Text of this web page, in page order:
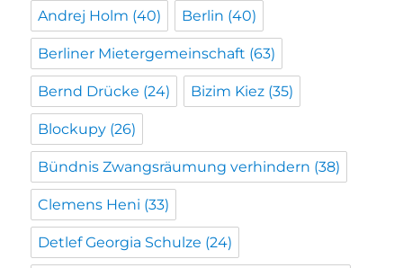
Andrej Holm (40) Berlin (40)
Berliner Mietergemeinschaft (63)
Bernd Drücke (24) Bizim Kiez (35)
Blockupy (26)
Bündnis Zwangsräumung verhindern (38)
Clemens Heni (33)
Detlef Georgia Schulze (24)